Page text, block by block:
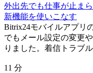
外出先でも仕事が止ま
新機能を使いこなす
Bitrix24モバイルアプリ
でもメール設定の変更
りました。着信トラブ
11 分